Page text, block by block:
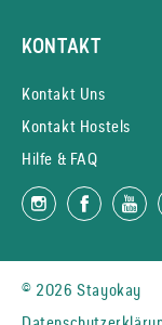
KONTAKT
Kontakt Uns
Kontakt Hostels
Hilfe & FAQ
© 2026 Stayokay